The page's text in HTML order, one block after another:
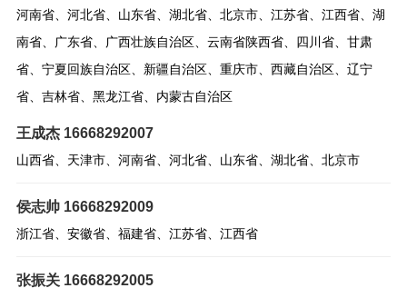
河南省、河北省、山东省、湖北省、北京市、江苏省、江西省、湖
南省、广东省、广西壮族自治区、云南省陕西省、四川省、甘肃
省、宁夏回族自治区、新疆自治区、重庆市、西藏自治区、辽宁
省、吉林省、黑龙江省、内蒙古自治区
王成杰 16668292007
山西省、天津市、河南省、河北省、山东省、湖北省、北京市
侯志帅 16668292009
浙江省、安徽省、福建省、江苏省、江西省
张振关 16668292005